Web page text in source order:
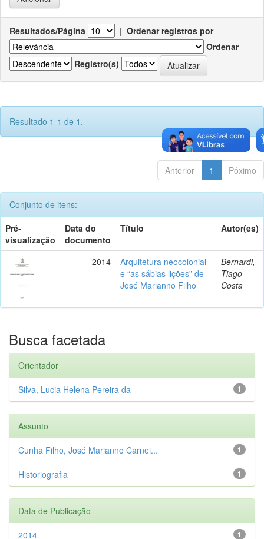
Resultados/Página | Ordenar registros por
Ordenar
Registro(s)
Resultado 1-1 de 1.
Anterior 1 Póximo
Conjunto de itens:
Pré-
visualização
Data do
documento
Título Autor(es)
2014
Arquitetura neocolonial
e “as sábias lições” de
José Marianno Filho
Bernardi,
Tiago
Costa
Busca facetada
Orientador
1
Silva, Lucia Helena Pereira da
Assunto
1
Cunha Filho, José Marianno Carnei...
1
Historiografia
Data de Publicação
1
2014